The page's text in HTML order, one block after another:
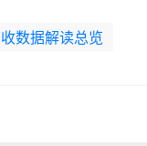
数据解读总览